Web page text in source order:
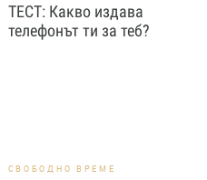
ТЕСТ: Какво издава
телефонът ти за теб?
СВОБОДНО ВРЕМЕ